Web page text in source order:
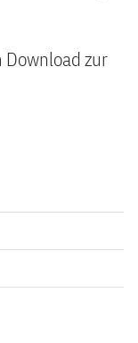
zur